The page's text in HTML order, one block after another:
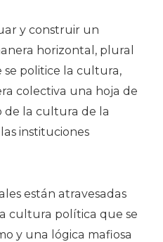
y construir un
horizontal, plural
se politice la cultura,
colectiva una hoja de
de la cultura de la
instituciones
están atravesadas
cultura política que se
y una lógica mafiosa